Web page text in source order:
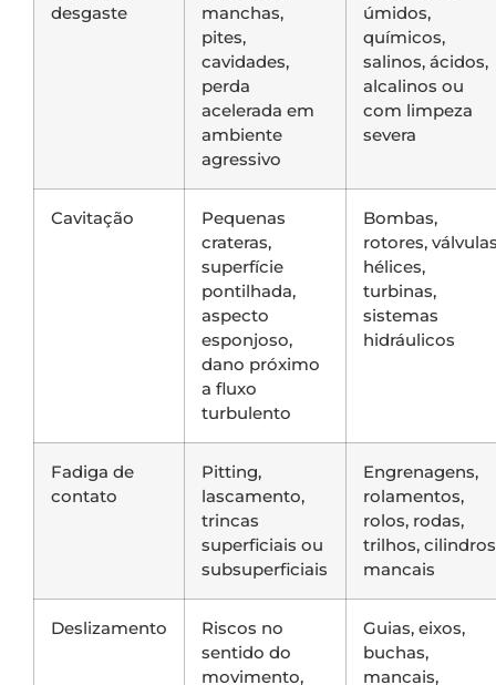
desgaste
manchas,
pites,
cavidades,
perda
acelerada em
ambiente
agressivo
úmidos,
químicos,
salinos, ácidos,
alcalinos ou
com limpeza
severa
Cavitação
Pequenas
crateras,
superfície
pontilhada,
aspecto
esponjoso,
dano próximo
a fluxo
turbulento
Bombas,
rotores,
hélices,
turbinas,
sistemas
hidráulicos
Fadiga de
contato
Pitting,
lascamento,
trincas
superficiais ou
subsuperficiais
Engrenagens,
rolamentos,
rolos, rodas,
trilhos,
mancais
Deslizamento
Riscos no
sentido do
movimento,
Guias, eixos,
buchas,
mancais,